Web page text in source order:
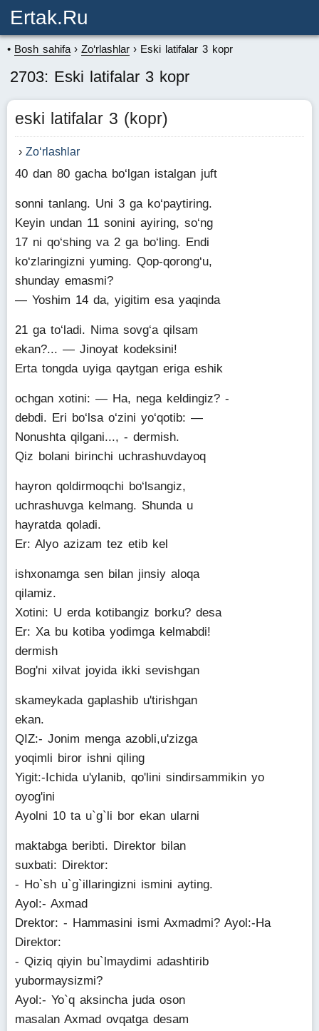
Ertak.ru
Bosh sahifa Zo‘rlashlar Eski latifalar 3 kopr
2703: Eski latifalar 3 kopr
eski latifalar 3 (kopr)
Zo‘rlashlar
40 dan 80 gacha bo‘lgan istalgan juft
sonni tanlang. Uni 3 ga ko‘paytiring.
Keyin undan 11 sonini ayiring, so‘ng
17 ni qo‘shing va 2 ga bo‘ling. Endi
ko‘zlaringizni yuming. Qop-qorong‘u,
shunday emasmi?
— Yoshim 14 da, yigitim esa yaqinda
21 ga to‘ladi. Nima sovg‘a qilsam
ekan?... — Jinoyat kodeksini!
Erta tongda uyiga qaytgan eriga eshik
ochgan xotini: — Ha, nega keldingiz? -
debdi. Eri bo‘lsa o‘zini yo‘qotib: —
Nonushta qilgani..., - dermish.
Qiz bolani birinchi uchrashuvdayoq
hayron qoldirmoqchi bo‘lsangiz,
uchrashuvga kelmang. Shunda u
hayratda qoladi.
Er: Alyo azizam tez etib kel
ishxonamga sen bilan jinsiy aloqa
qilamiz.
Xotini: U erda kotibangiz borku? desa
Er: Xa bu kotiba yodimga kelmabdi!
dermish
Bog'ni xilvat joyida ikki sevishgan
skameykada gaplashib u'tirishgan
ekan.
QIZ:- Jonim menga azobli,u'zizga
yoqimli biror ishni qiling
Yigit:-Ichida u'ylanib, qo'lini sindirsammikin yo
oyog'ini
Ayolni 10 ta u`g`li bor ekan ularni
maktabga beribti. Direktor bilan
suxbati: Direktor:
- Ho`sh u`g`illaringizni ismini ayting.
Ayol:- Axmad
Drektor: - Hammasini ismi Axmadmi? Ayol:-Ha
Direktor:
- Qiziq qiyin bu`lmaydimi adashtirib
yubormaysizmi?
Ayol:- Yo`q aksincha juda oson
masalan Axmad ovqatga desam